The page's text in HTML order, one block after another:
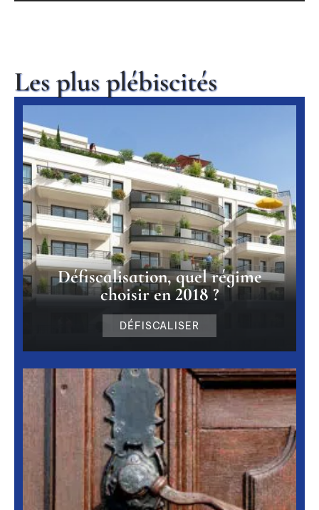
Les plus plébiscités
Défiscalisation, quel régime
choisir en 2018 ?
DÉFISCALISER